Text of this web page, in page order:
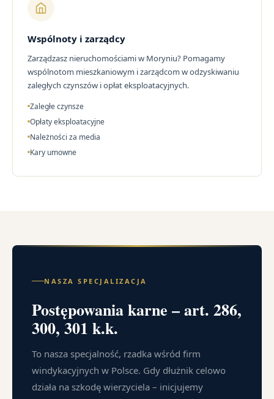
Wspólnoty i zarządcy
Zarządzasz nieruchomościami w Moryniu? Pomagamy
wspólnotom mieszkaniowym i zarządcom w odzyskiwaniu
zaległych czynszów i opłat eksploatacyjnych.
Zaległe czynsze
Opłaty eksploatacyjne
Należności za media
Kary umowne
NASZA SPECJALIZACJA
Postępowania karne – art. 286,
300, 301 k.k.
To nasza specjalność, rzadka wśród firm
windykacyjnych w Polsce. Gdy dłużnik celowo
działa na szkodę wierzyciela – inicjujemy